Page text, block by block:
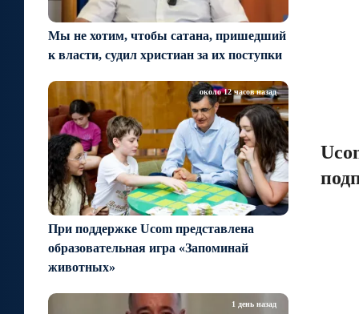
Мы не хотим, чтобы сатана, пришедший
к власти, судил христиан за их поступки
При поддержке Ucom представлена
образовательная игра «Запоминай
животных»
около 12 часов назад
1 день назад